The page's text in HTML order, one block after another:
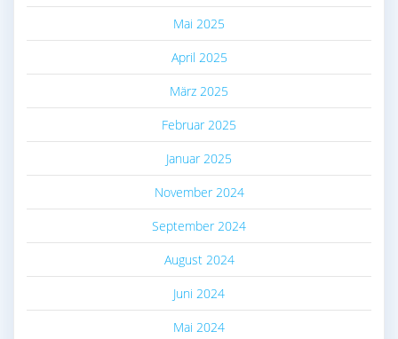
Mai 2025
April 2025
März 2025
Februar 2025
Januar 2025
November 2024
September 2024
August 2024
Juni 2024
Mai 2024